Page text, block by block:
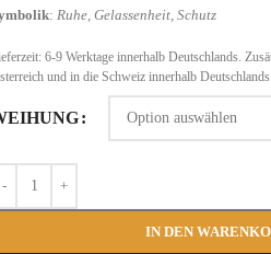
:Ruhe, Gelassenheit, Schutz
6-9 Werktage innerhalb Deutschlands.
und in die Schweiz innerhalb
IN DEN